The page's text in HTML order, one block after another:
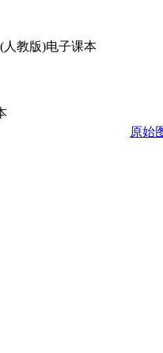
人教版)电子课本
原始